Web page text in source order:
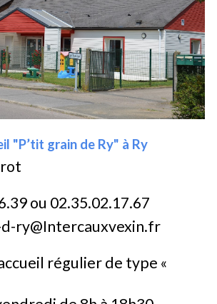
"P’tit grain de Ry" à Ry
ou 02.35.02.17.67
ry@Intercauxvexin.fr
régulier de type «